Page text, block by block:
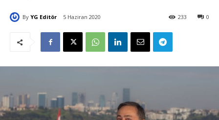
By YG Editör 5 Haziran 2020 0
233